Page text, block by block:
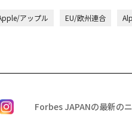
アップル EU/欧州連合
Forbes JAPANの最新の